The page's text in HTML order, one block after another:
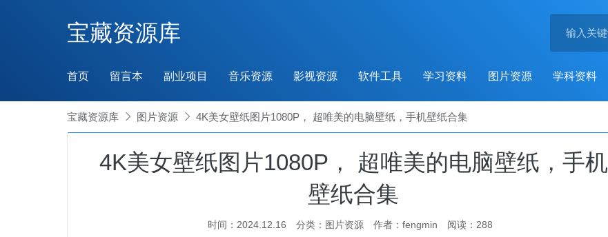
宝藏资源库
首页 留言本 副业项目 音乐资源 影视资源 软件工具 学习资料 图片资源 学科资料
宝藏资源库  图片资源  4K美女壁纸图片1080P， 超唯美的电脑壁纸，手机壁纸合集
4K美女壁纸图片1080P， 超唯美的电脑壁纸，手机
壁纸合集
时间：2024.12.16 分类： 图片资源 作者：fengmin 阅读：288